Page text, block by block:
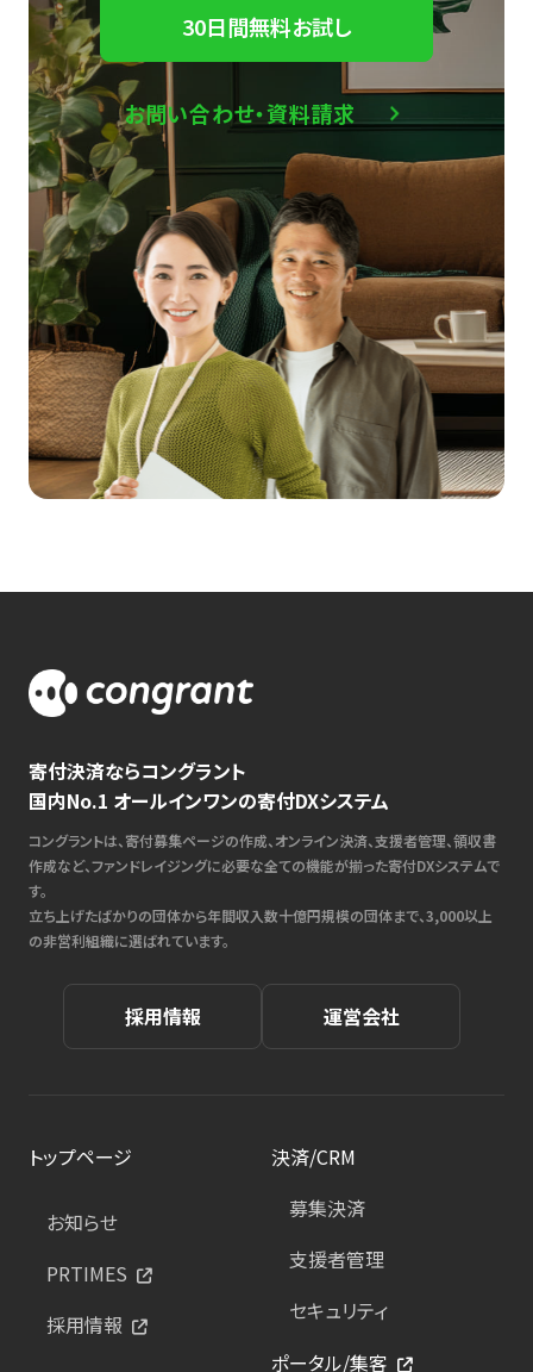
30日間無料お試し
お問い合わせ・資料請求
寄付決済ならコングラント
国内No.1 オールインワンの寄付DXシステム
コングラントは、寄付募集ページの作成、オンライン決済、支援者管理、領収書
作成など、ファンドレイジングに必要な全ての機能が揃った寄付DXシステムで
す。
立ち上げたばかりの団体から年間収入数十億円規模の団体まで、3,000以上
の非営利組織に選ばれています。
採用情報 運営会社
トップページ
お知らせ
PRTIMES
採用情報
決済/CRM
募集決済
支援者管理
セキュリティ
ポータル/集客